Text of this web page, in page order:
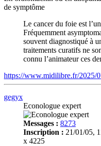
de symptôme
Le cancer du foie est
Fréquemment
souvent diagnostiqué à
traitements curatifs ne
connu l’animateur ces
https://www.midilibre.fr/2025/
gegyx
Econologue expert
Messages : 8273
Inscription : 21/01/05,
x 4225